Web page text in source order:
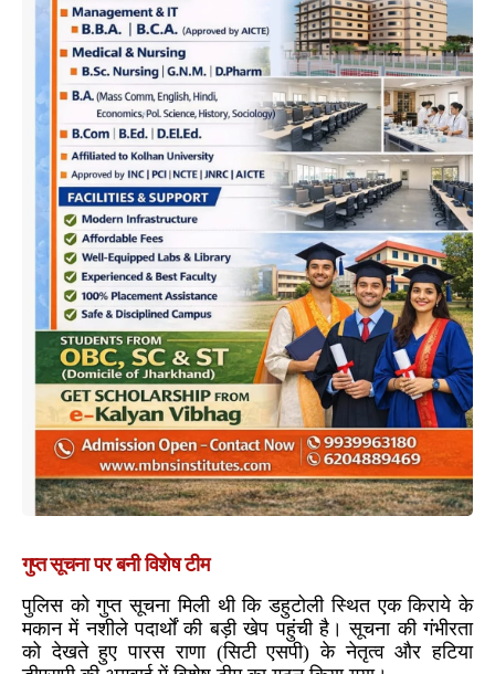
गुप्त सूचना पर बनी विशेष टीम
पुलिस को गुप्त सूचना मिली थी कि डहुटोली स्थित एक किराये के
मकान में नशीले पदार्थों की बड़ी खेप पहुंची है। सूचना की गंभीरता
को देखते हुए पारस राणा (सिटी एसपी) के नेतृत्व और हटिया